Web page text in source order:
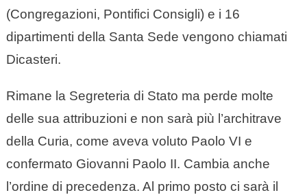
(Congregazioni, Pontifici Consigli) e i 16
dipartimenti della Santa Sede vengono chiamati
Dicasteri.
Rimane la Segreteria di Stato ma perde molte
delle sua attribuzioni e non sarà più l’architrave
della Curia, come aveva voluto Paolo VI e
confermato Giovanni Paolo II. Cambia anche
l’ordine di precedenza. Al primo posto ci sarà il